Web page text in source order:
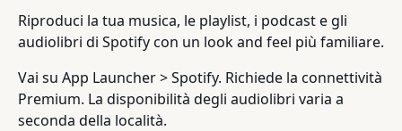
Riproduci la tua musica, le playlist, i podcast e gli
audiolibri di Spotify con un look and feel più familiare.
Vai su App Launcher > Spotify. Richiede la connettività
Premium. La disponibilità degli audiolibri varia a
seconda della località.